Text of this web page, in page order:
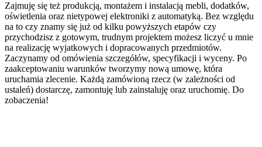
Zajmuję się też produkcją, montażem i instalacją mebli, dodatków,
oświetlenia oraz nietypowej elektroniki z automatyką. Bez względu
na to czy znamy się już od kilku powyższych etapów czy
przychodzisz z gotowym, trudnym projektem możesz liczyć u mnie
na realizację wyjatkowych i dopracowanych przedmiotów.
Zaczynamy od omówienia szczegółów, specyfikacji i wyceny. Po
zaakceptowaniu warunków tworzymy nową umowę, która
uruchamia zlecenie. Każdą zamówioną rzecz (w zależności od
ustaleń) dostarczę, zamontuję lub zainstaluję oraz uruchomię. Do
zobaczenia!